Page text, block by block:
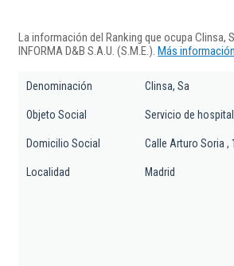
La información del Ranking que ocupa Clinsa,
INFORMA D&B S.A.U. (S.M.E.). Más
Denominación Clinsa, Sa
Objeto Social Servicio de hospital
Domicilio Social Calle Arturo Soria ,
Localidad Madrid